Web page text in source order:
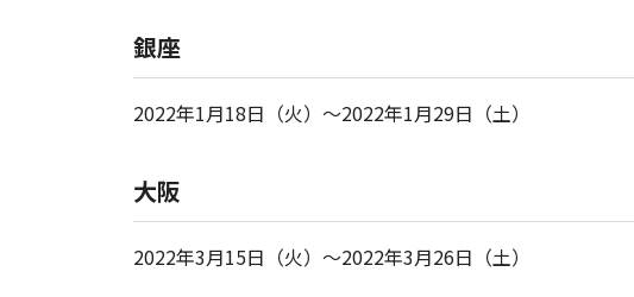
銀座
2022年1月18日（火）～2022年1月29日（土）
大阪
2022年3月15日（火）～2022年3月26日（土）